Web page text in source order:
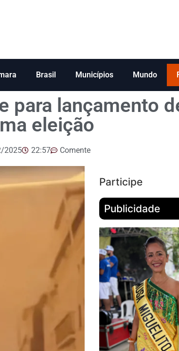
Brasil Municípios Mundo
para lançamento
eleição
2025 22:57 Comente
Participe
Publicidade